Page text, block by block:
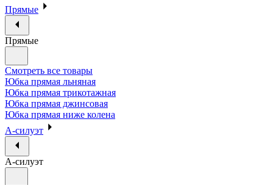
Прямые
Прямые
Смотреть все товары
Юбка прямая льняная
Юбка прямая трикотажная
Юбка прямая джинсовая
Юбка прямая ниже колена
А-силуэт
А-силуэт